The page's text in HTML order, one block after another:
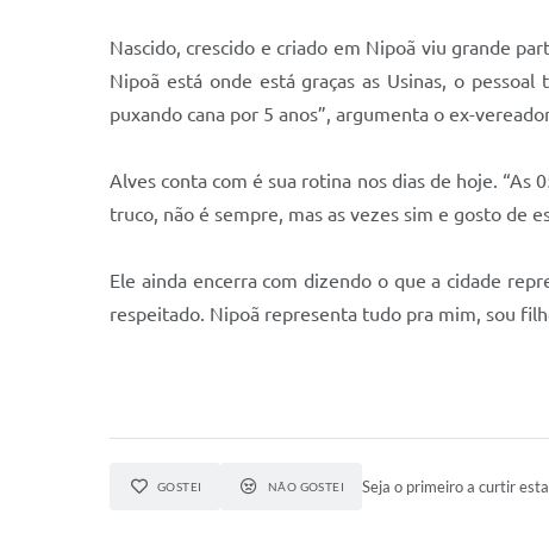
Nascido, crescido e criado em Nipoã viu grande
Nipoã está onde está graças as Usinas, o
puxando cana por 5 anos”, argumenta o ex-
Alves conta com é sua rotina nos dias de hoje. “As
truco, não é sempre, mas as vezes sim e gosto de
Ele ainda encerra com dizendo o que a cidade
respeitado. Nipoã representa tudo pra mim, sou
GOSTEI NÃO GOSTEI Seja o primeiro a curtir